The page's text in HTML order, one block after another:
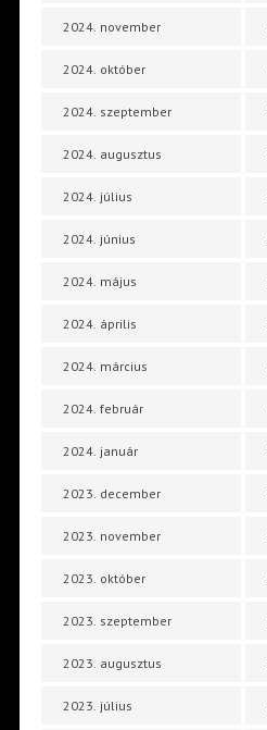
2024. november
2024. október
2024. szeptember
2024. augusztus
2024. július
2024. június
2024. május
2024. április
2024. március
2024. február
2024. január
2023. december
2023. november
2023. október
2023. szeptember
2023. augusztus
2023. július